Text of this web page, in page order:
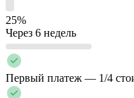
25%
Через 6 недель
Первый платеж — 1/4